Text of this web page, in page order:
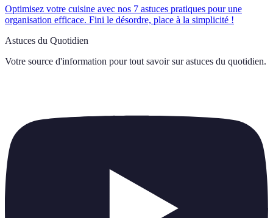
Optimisez votre cuisine avec nos 7 astuces pratiques pour une
organisation efficace. Fini le désordre, place à la simplicité !
Astuces du Quotidien
Votre source d'information pour tout savoir sur astuces du quotidien.